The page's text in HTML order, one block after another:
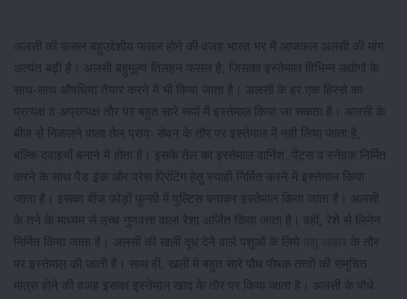
अलसी की फसल बहुउद्देशीय फसल होने की वजह भारत भर में आजकल अलसी की मांग
अत्यंत बढ़ी है। अलसी बहुमूल्य तिलहन फसल है, जिसका इस्तेमाल विभिन्न उद्योगों के
साथ-साथ औषधियां तैयार करने में भी किया जाता है। अलसी के हर एक हिस्से का
प्रत्यक्ष व अप्रत्यक्ष तौर पर बहुत सारे रूपों में इस्तेमाल किया जा सकता है। अलसी के
बीज से निकलने वाला तेल प्रायः सेवन के तौर पर इस्तेमाल में नही लिया जाता है,
बल्कि दवाइयाँ बनाने में होता है। इसके तेल का इस्तेमाल वार्निश, पेंट्स व स्नेहक निर्मित
करने के साथ पैड इंक और प्रेस प्रिंटिंग हेतु स्याही निर्मित करने में इस्तेमाल किया
जाता है। इसका बीज फोड़ों फुन्सी में पुल्टिस बनाकर इस्तेमाल किया जाता है। अलसी
के तने के माध्यम से उच्च गुणवत्ता वाला रेशा अर्जित किया जाता है। वहीं, रेशे से लिनेन
निर्मित किया जाता है। अलसी की खली दूध देने वाले पशुओं के लिये
पशु आहार के तौर
पर इस्तेमाल की जाती है। साथ ही, खली में बहुत सारे पौध पौषक तत्वों की समुचित
मात्रा होने की वजह इसका इस्तेमाल खाद के तौर पर किया जाता है। अलसी के पौधे